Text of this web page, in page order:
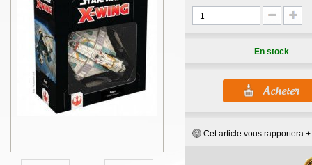
En stock
Cet article vous rapportera +